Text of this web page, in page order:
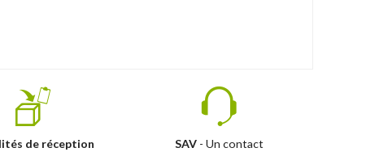
de réception
SAV- Un contact